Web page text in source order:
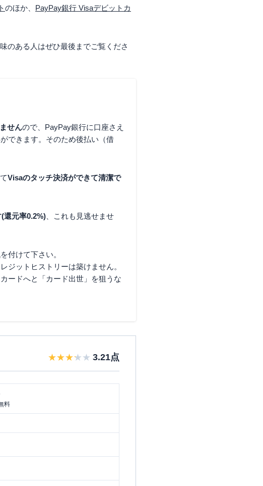
のほか、 PayPay銀行 Visaデビットカ
のある人はぜひ最後までご覧くださ
せんので、PayPay銀行に口座さえ
できます。そのため後払い（借
Visaのタッチ決済ができて清潔で
還元率0.2%) 、これも見逃せませ
付けて下さい。
ジットヒストリーは築けません。
ードへと「カード出世」を狙うな
3.21点
料